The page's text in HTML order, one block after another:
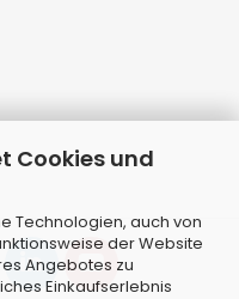
Cookies und
Technologien, auch von
der Website
Angebotes zu
Einkaufserlebnis